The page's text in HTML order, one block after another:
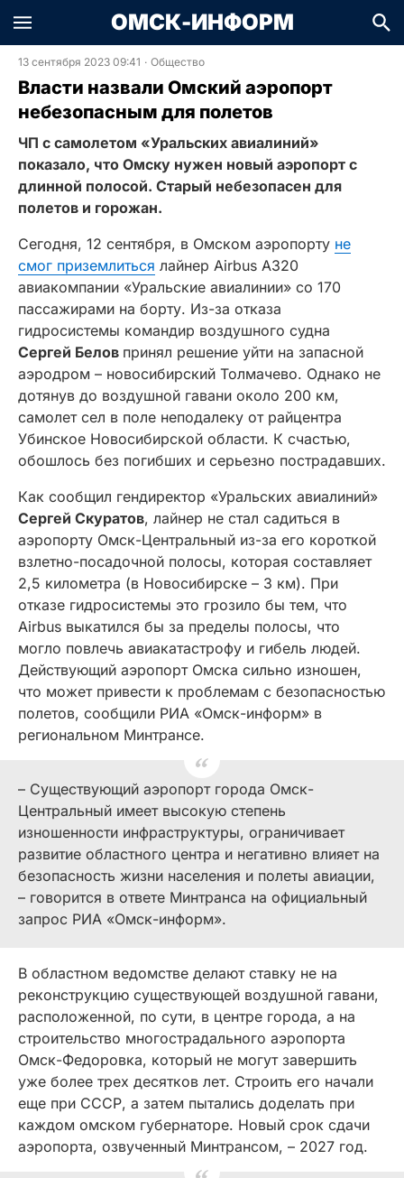
ОМСК-ИНФОРМ
13 сентября 2023 09:41 · Общество
Власти назвали Омский аэропорт
небезопасным для полетов
ЧП с самолетом «Уральских авиалиний»
показало, что Омску нужен новый аэропорт с
длинной полосой. Старый небезопасен для
полетов и горожан.
Сегодня, 12 сентября, в Омском аэропорту не
смог приземлиться лайнер Airbus A320
авиакомпании «Уральские авиалинии» со 170
пассажирами на борту. Из-за отказа
гидросистемы командир воздушного судна
Сергей Белов принял решение уйти на запасной
аэродром – новосибирский Толмачево. Однако не
дотянув до воздушной гавани около 200 км,
самолет сел в поле неподалеку от райцентра
Убинское Новосибирской области. К счастью,
обошлось без погибших и серьезно пострадавших.
Как сообщил гендиректор «Уральских авиалиний»
Сергей Скуратов, лайнер не стал садиться в
аэропорту Омск-Центральный из-за его короткой
взлетно-посадочной полосы, которая составляет
2,5 километра (в Новосибирске – 3 км). При
отказе гидросистемы это грозило бы тем, что
Airbus выкатился бы за пределы полосы, что
могло повлечь авиакатастрофу и гибель людей.
Действующий аэропорт Омска сильно изношен,
что может привести к проблемам с безопасностью
полетов, сообщили РИА «Омск-информ» в
региональном Минтрансе.
– Существующий аэропорт города Омск-
Центральный имеет высокую степень
изношенности инфраструктуры, ограничивает
развитие областного центра и негативно влияет на
безопасность жизни населения и полеты авиации,
– говорится в ответе Минтранса на официальный
запрос РИА «Омск-информ».
В областном ведомстве делают ставку не на
реконструкцию существующей воздушной гавани,
расположенной, по сути, в центре города, а на
строительство многострадального аэропорта
Омск-Федоровка, который не могут завершить
уже более трех десятков лет. Строить его начали
еще при СССР, а затем пытались доделать при
каждом омском губернаторе. Новый срок сдачи
аэропорта, озвученный Минтрансом, – 2027 год.